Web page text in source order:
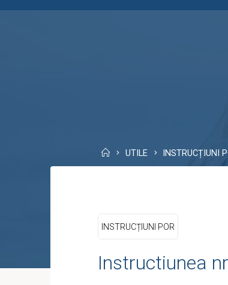
HomeUTILE INSTRUCȚIUNI
INSTRUCȚIUNI POR
Instructiunea